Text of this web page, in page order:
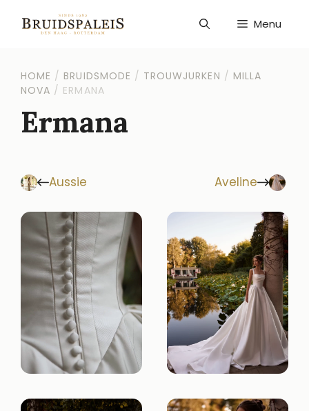
naar
Menu
HOME / BRUIDSMODE / TROUWJURKEN / MILLA
NOVA / ERMANA
Ermana
Aussie Aveline